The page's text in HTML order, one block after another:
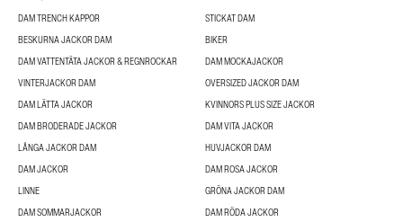
DAM TRENCH KAPPOR
STICKAT DAM
BESKURNA JACKOR DAM
BIKER
DAM VATTENTÄTA JACKOR & REGNROCKAR
DAM MOCKAJACKOR
VINTERJACKOR DAM
OVERSIZED JACKOR DAM
DAM LÄTTA JACKOR
KVINNORS PLUS SIZE JACKOR
DAM BRODERADE JACKOR
DAM VITA JACKOR
LÅNGA JACKOR DAM
HUVJACKOR DAM
DAM JACKOR
DAM ROSA JACKOR
LINNE
GRÖNA JACKOR DAM
DAM SOMMARJACKOR
DAM RÖDA JACKOR